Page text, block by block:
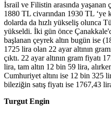
İsrail ve Filistin arasında yaşanan
1880 TL civarından 1930 TL ‘ye
dolarda da hızlı yükseliş olunca
yükseldi. İki gün önce
başlanan çeyrek altın bugün ise
1725 lira olan 22 ayar altının
çıktı. 22 ayar altının gram fiyatı
lira, tam altın 12 bin 59 lira,
Cumhuriyet altını ise 12 bin 325
bileziğin satış fiyatı ise 1767,43
Turgut Engin